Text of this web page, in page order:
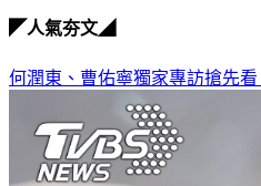
◤人氣夯文◢
何潤東、曹佑寧獨家專訪搶先看